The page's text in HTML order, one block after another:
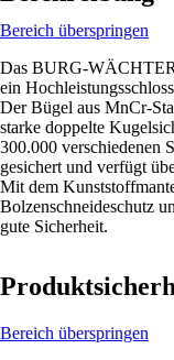
Bereich überspringen
Das BURG-
ein
Der Bügel aus MnCr-
starke doppelte
300.000 verschiedenen
gesichert und verfügt
Mit dem
Bolzenschneideschutz
gute Sicherheit.
Bereich überspringen